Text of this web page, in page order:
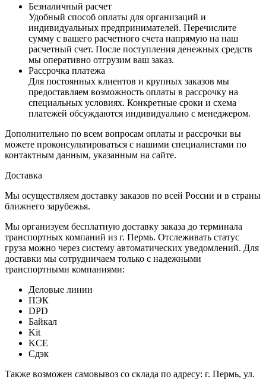
Безналичный расчет
Удобный способ оплаты для организаций и
индивидуальных предпринимателей. Перечислите
сумму с вашего расчетного счета напрямую на наш
расчетный счет. После поступления денежных средств
мы оперативно отгрузим ваш заказ.
Рассрочка платежа
Для постоянных клиентов и крупных заказов мы
предоставляем возможность оплаты в рассрочку на
специальных условиях. Конкретные сроки и схема
платежей обсуждаются индивидуально с менеджером.
Дополнительно по всем вопросам оплаты и рассрочки вы
можете проконсультироваться с нашими специалистами по
контактным данным, указанным на сайте.
Доставка
Мы осуществляем доставку заказов по всей России и в страны
ближнего зарубежья.
Мы организуем бесплатную доставку заказа до терминала
транспортных компаний из г. Пермь. Отслеживать статус
груза можно через систему автоматических уведомлений. Для
доставки мы сотрудничаем только с надежными
транспортными компаниями:
Деловые линии
ПЭК
DPD
Байкал
Kit
KCE
Сдэк
Также возможен самовывоз со склада по адресу: г. Пермь, ул.